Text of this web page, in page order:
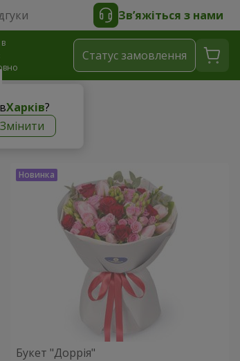
Зв’яжіться з нами
Харків?
Змінити
Статус замовлення
Букет "Доррія"